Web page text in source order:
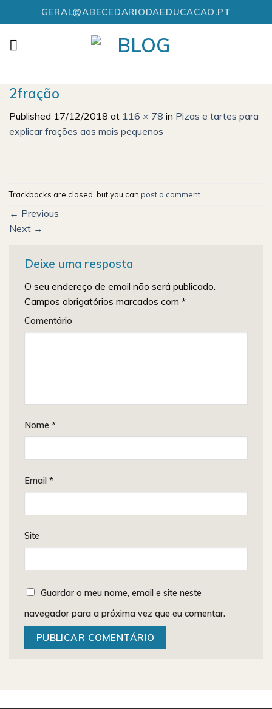
to
content
GERAL@ABECEDARIODAEDUCACAO.PT
2fração
Published 17/12/2018 at 116 × 78 in Pizas e tartes para
explicar frações aos mais pequenos
Trackbacks are closed, but you can post a comment
← Previous
Next →
Deixe uma resposta
O seu endereço de email não será publicado.
Campos obrigatórios marcados com *
Comentário
Nome *
Email *
Site
Guardar o meu nome, email e site neste
navegador para a próxima vez que eu comentar.